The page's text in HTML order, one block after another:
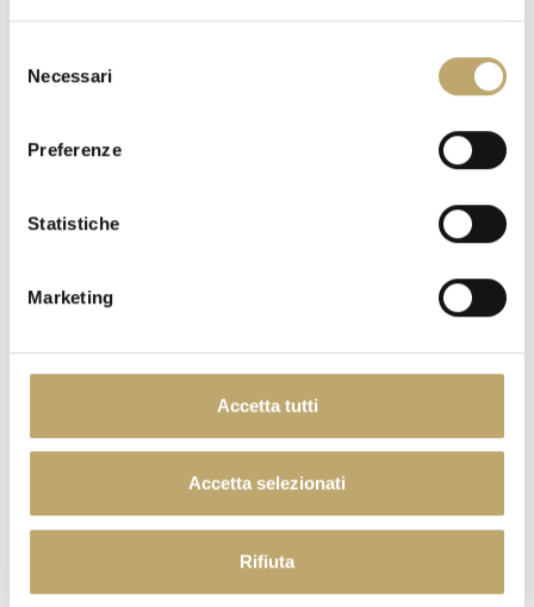
delNecessari
Preferenze
Statistiche
Marketing
Accetta tutti
Accetta selezionati
Rifiuta
DESSERT